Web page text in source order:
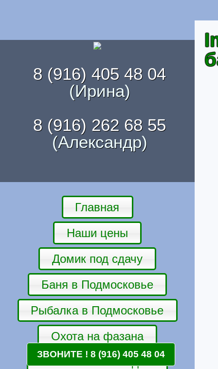
8 (916) 405 48 04
(Ирина)
8 (916) 262 68 55
(Александр)
Главная
Наши цены
Домик под сдачу
Баня в Подмосковье
Рыбалка в Подмосковье
Охота на фазана
Катание на лошадях.
ЗВОНИТЕ ! 8 (916) 405 48 04